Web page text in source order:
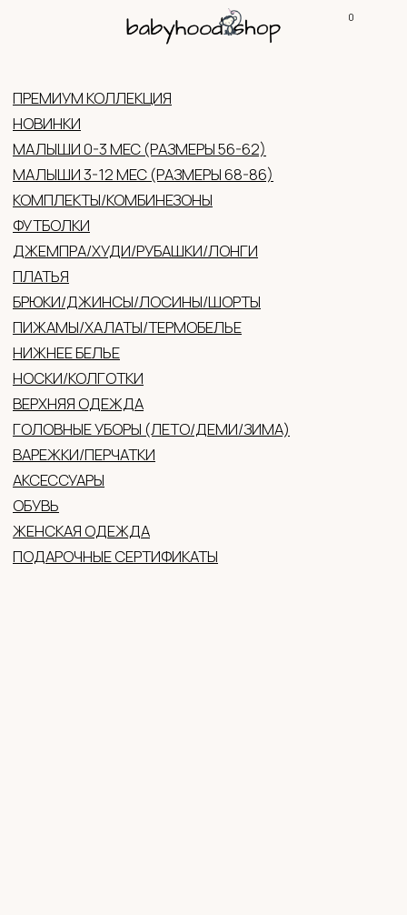
КОНТАКТЫ
ПОДАРОЧНЫЕ СЕРТИФИКАТЫ
ЖЕНСКАЯ ОДЕЖДА
ОБУВЬ
ВАРЕЖКИ/ПЕРЧАТКИ
ГОЛОВНЫЕ УБОРЫ (ЛЕТО/ДЕМИ/ЗИМА)
ВЕРХНЯЯ ОДЕЖДА
НОСКИ/КОЛГОТКИ
НИЖНЕЕ БЕЛЬЕ
ПИЖАМЫ/ХАЛАТЫ/ТЕРМОБЕЛЬЕ
ДЖЕМПРА/ХУДИ/РУБАШКИ/ЛОНГИ
ПЛАТЬЯ
ФУТБОЛКИ
КОМПЛЕКТЫ/КОМБИНЕЗОНЫ
МАЛЫШИ 3-12 МЕС (РАЗМЕРЫ 68-86)
МАЛЫШИ 0-3 МЕС (РАЗМЕРЫ 56-62)